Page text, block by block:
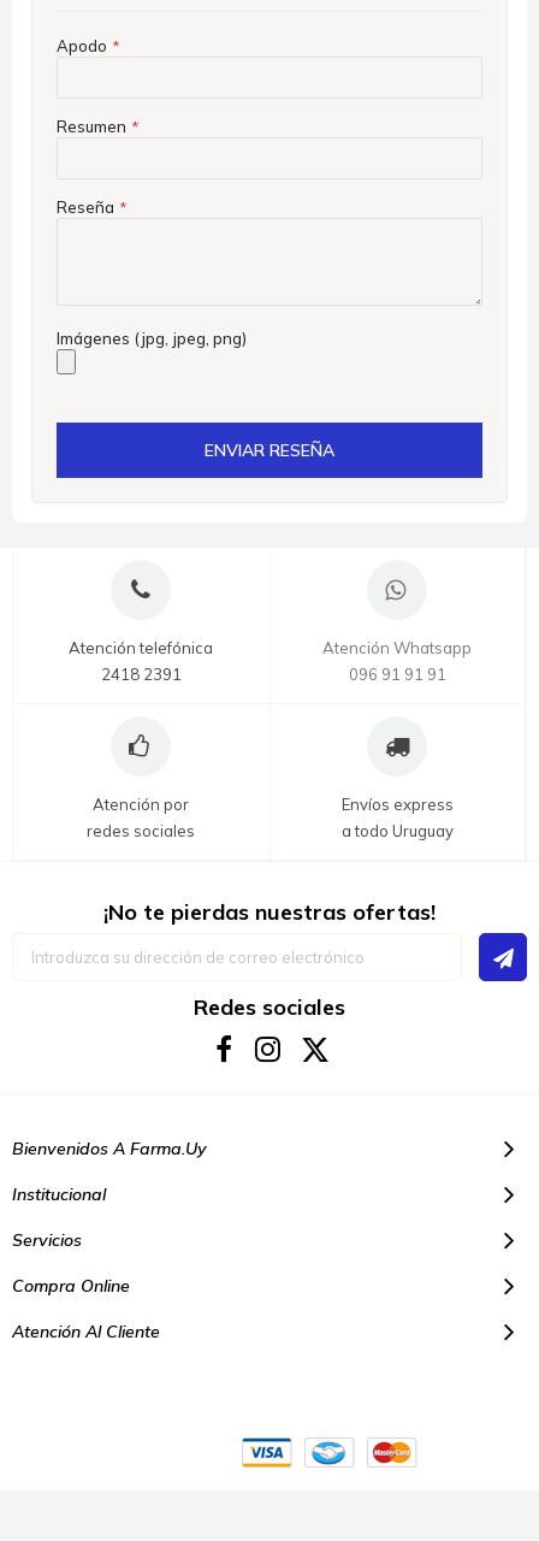
Apodo
Resumen
Reseña
Imágenes (jpg, jpeg, png)
ENVIAR RESEÑA
Atención telefónica
2418 2391
Atención Whatsapp
096 91 91 91
Atención por
redes sociales
Envíos express
a todo Uruguay
¡No te pierdas nuestras ofertas!
Redes sociales
Bienvenidos A Farma.uy
Institucional
Servicios
Compra Online
Atención Al Cliente